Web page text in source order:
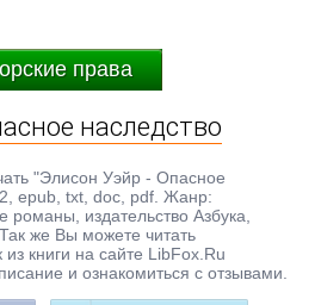
права
наследство
"Элисон Уэйр - Опасное
epub, txt, doc, pdf. Жанр:
издательство Азбука,
же Вы можете читать
книги на сайте LibFox.Ru
и ознакомиться с отзывами.